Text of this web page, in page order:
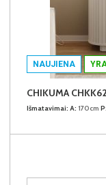
NAUJIENA
CHIKUMA
Išmatavimai: A: 170cm P: